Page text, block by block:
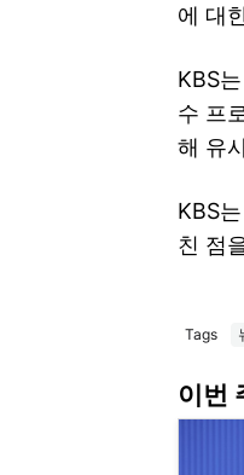
에 대
KBS
수 프
해 유
KBS
친 점
Tags
이번